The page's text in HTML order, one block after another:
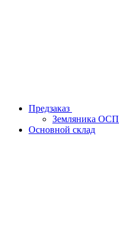
Предзаказ
Земляника ОСП
Основной склад